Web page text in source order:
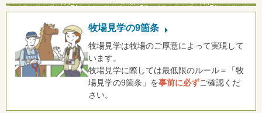
牧場見学の9箇条
牧場見学は牧場のご厚意によって実現して
います。
牧場見学に際しては最低限のルール＝「牧
場見学の9箇条」を事前に必ずご確認くだ
さい。